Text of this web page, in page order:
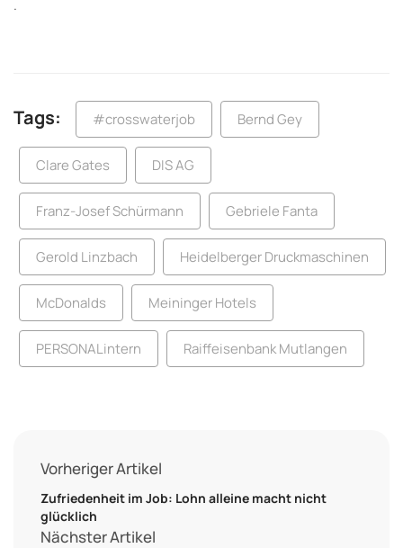
.
Tags: #crosswaterjob Bernd Gey
Clare Gates DIS AG
Franz-Josef Schürmann Gebriele Fanta
Gerold Linzbach Heidelberger Druckmaschinen
McDonalds Meininger Hotels
PERSONALintern Raiffeisenbank Mutlangen
Vorheriger Artikel
Zufriedenheit im Job: Lohn alleine macht nicht
glücklich
Nächster Artikel